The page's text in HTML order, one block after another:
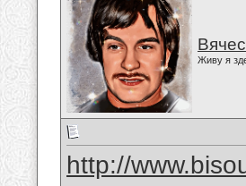
Живу я
http://